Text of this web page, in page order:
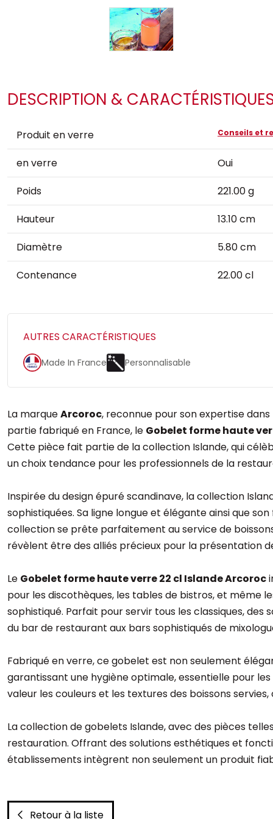
DESCRIPTION &
Produit en verre Conseils et
en verre
Oui
Poids
221.00 g
Hauteur
13.10 cm
Diamètre
5.80 cm
Contenance
22.00 cl
AUTRES CARACTÉRISTIQUES
Made In France Personnalisable
La marqueArcoroc, reconnue pour son expertise
partie fabriqué en France, le Gobelet forme haute
Cette pièce fait partie de la collection Islande, qui
un choix tendance pour les professionnels de la
Inspirée du design épuré scandinave, la collection
sophistiquées. Sa ligne longue et élégante ainsi que
collection se prête parfaitement au service de
révèlent être des alliés précieux pour la présentation
Le Gobelet forme haute verre 22 cl Islande Arcoroc
pour les discothèques, les tables de bistros, et même
sophistiqué. Parfait pour servir tous les classiques,
du bar de restaurant aux bars sophistiqués de
Fabriqué en verre, ce gobelet est non seulement
garantissant une hygiène optimale, essentielle pour
valeur les couleurs et les textures des boissons
La collection de gobelets Islande, avec des pièces
restauration. Offrant des solutions esthétiques et
établissements intègrent non seulement un produit
Retour à la liste